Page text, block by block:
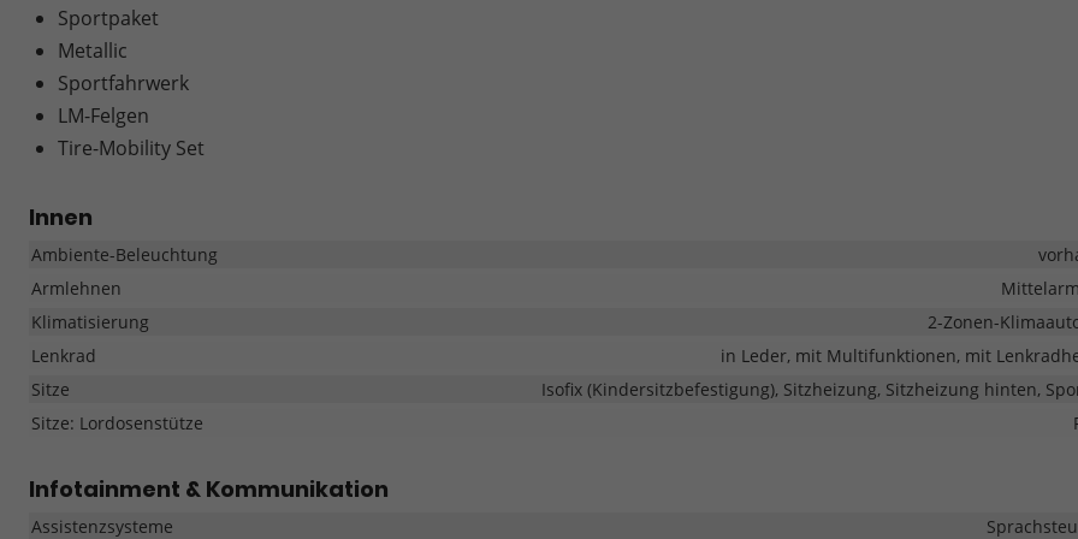
Sportpaket
Metallic
Sportfahrwerk
LM-Felgen
Tire-Mobility Set
Innen
Ambiente-Beleuchtung
Armlehnen
Klimatisierung
2-Zonen-
Lenkrad
in Leder, mit Multifunktionen, mit
Sitze
Isofix (Kindersitzbefestigung), Sitzheizung, Sitzheizung hinten,
Sitze: Lordosenstütze
Infotainment & Kommunikation
Assistenzsysteme